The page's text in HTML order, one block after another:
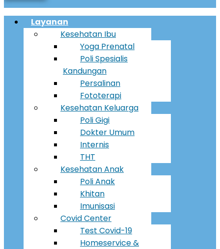
Menu
Layanan
Kesehatan Ibu
Yoga Prenatal
Poli Spesialis
Kandungan
Persalinan
Fototerapi
Kesehatan Keluarga
Poli Gigi
Dokter Umum
Internis
THT
Kesehatan Anak
Poli Anak
Khitan
Imunisasi
Covid Center
Test Covid-19
Homeservice &